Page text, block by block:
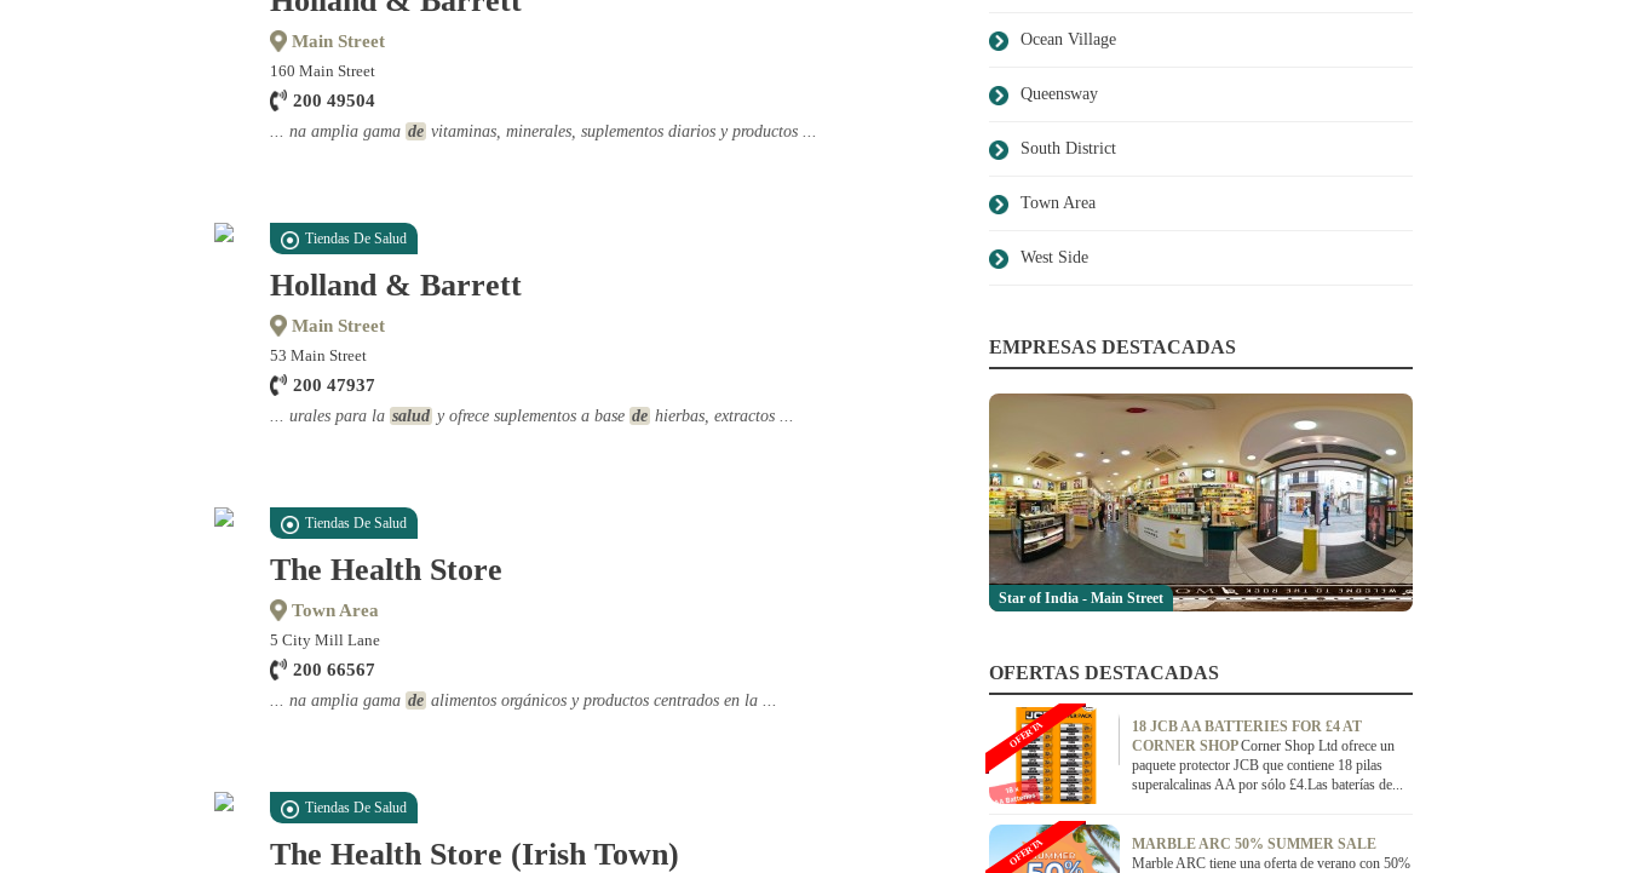
Ocean Village
Queensway
South District
Town Area
West Side
EMPRESAS DESTACADAS
Star of India - Main Street
OFERTAS DESTACADAS
18 JCB AA BATTERIES FOR £4 AT
CORNER SHOPCorner Shop Ltd ofrece un
paquete protector JCB que contiene 18 pilas
superalcalinas AA por sólo £4.Las baterías de...
OFERTA
MARBLE ARC 50% SUMMER SALE
Marble ARC tiene una oferta de verano con 50%
OFERTA
Main Street
160 Main Street
200 49504
... na amplia gama de vitaminas, minerales, suplementos diarios y productos ...
Tiendas De Salud
Holland & Barrett
Main Street
53 Main Street
200 47937
... urales para la salud y ofrece suplementos a base de hierbas, extractos ...
Tiendas De Salud
The Health Store
Town Area
5 City Mill Lane
200 66567
... na amplia gama de alimentos orgánicos y productos centrados en la ...
Tiendas De Salud
The Health Store (Irish Town)